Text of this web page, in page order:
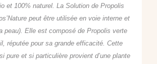
et 100% naturel. La Solution de Propolis
peut être utilisée en voie interne et
peau). Elle est composé de Propolis verte
réputée pour sa grande efficacité. Cette
pure et si particulière provient d’une plante